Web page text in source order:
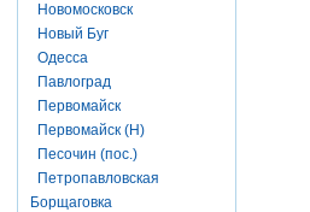
Новомосковск
Новый Буг
Одесса
Павлоград
Первомайск
Первомайск (Н)
Песочин (пос.)
Петропавловская
Борщаговка